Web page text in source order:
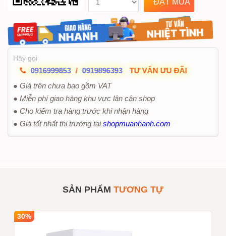
Hãy gọi
0916999853 / 0919896393
TƯ VẤN ƯU ĐÃI
● Giá trên chưa bao gồm VAT
● Miễn phí giao hàng khu vực lân cận shop
● Cho kiểm tra hàng trước khi nhận hàng
● Giá tốt nhất thị trường tạishopmuanhanh.com
SẢN PHẨM TƯƠNG TỰ
30%